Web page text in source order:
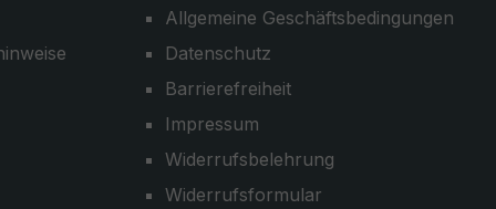
Allgemeine Geschäftsbedingungen
Datenschutz
Barrierefreiheit
Impressum
Widerrufsbelehrung
Widerrufsformular